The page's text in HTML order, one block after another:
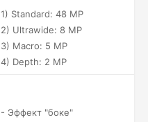
1) Standard: 48 MP
2) Ultrawide: 8 MP
3) Macro: 5 MP
4) Depth: 2 MP
- Эффект "боке"